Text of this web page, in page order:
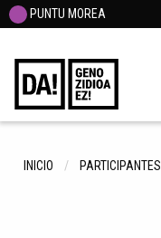
PUNTU MOREA
INICIO PARTICIPANTES